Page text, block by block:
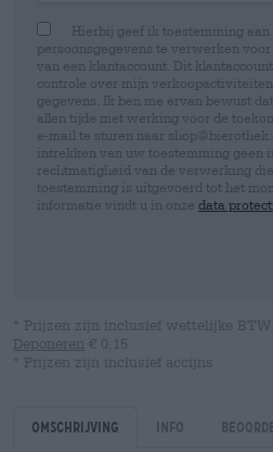
Hierbij geef ik toestemming
persoonsgegevens te verwerken
van een klantaccount. Dit
controle over mijn
gegevens. Ik ben me ervan bewust
allen tijde met werking voor de
e-mail te sturen naar
intrekken van uw toestemming geen
rechtmatigheid van de verwerking
toestemming is uitgevoerd tot het
informatie vindt u in onze data
* Prijzen zijn inclusief wettelijke
Deponeren € 0,15
* Prijzen zijn inclusief accijns
Omschrijving Info